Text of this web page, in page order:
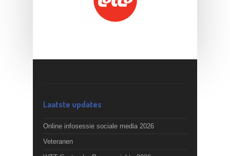
Laatste updates
Online infosessie sociale media 2026
Veteranen